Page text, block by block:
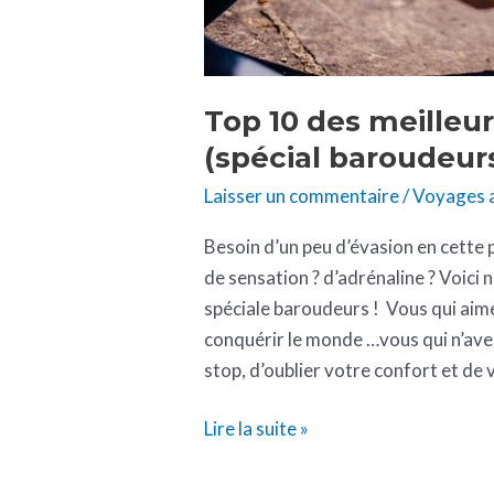
Top 10 des
(spécial
Laisser un commentaire/Voyages
Besoin d’un peu d’évasion en
de sensation ? d’adrénaline ?
spéciale baroudeurs ! Vous qui
conquérir le monde …vous qui
stop, d’oublier votre confort et de
Lire la suite »